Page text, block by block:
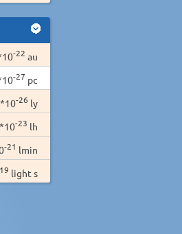
-22 au
-27 pc
-26 ly
-23 lh
-21 lmin
light s